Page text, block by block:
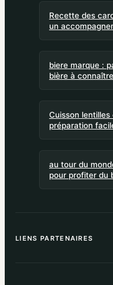
Recette des
un
biere marque :
bière à connaître
Cuisson
préparation
au tour du
pour profiter du
LIENS PARTENAIRES